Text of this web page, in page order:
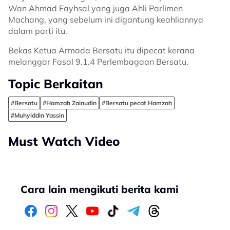
Wan Ahmad Fayhsal yang juga Ahli Parlimen
Machang, yang sebelum ini digantung keahliannya
dalam parti itu.
Bekas Ketua Armada Bersatu itu dipecat kerana
melanggar Fasal 9.1.4 Perlembagaan Bersatu.
Topic Berkaitan
#Bersatu #Hamzah Zainudin
#Bersatu pecat Hamzah
#Muhyiddin Yassin
Must Watch Video
Cara lain mengikuti berita kami